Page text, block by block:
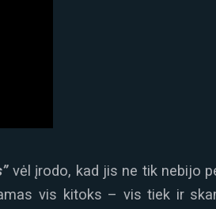
vėl įrodo, kad jis ne tik nebijo
vis kitoks – vis tiek ir